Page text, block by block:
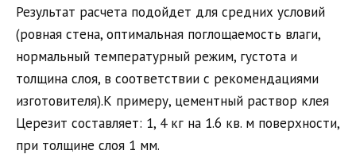
Результат расчета подойдет для средних условий
(ровная стена, оптимальная поглощаемость влаги,
нормальный температурный режим, густота и
толщина слоя, в соответствии с рекомендациями
изготовителя).К примеру, цементный раствор клея
Церезит составляет: 1, 4 кг на 1.6 кв. м поверхности,
при толщине слоя 1 мм.